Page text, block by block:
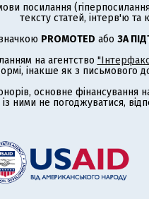
посилання
тексту статей, інтерв'ю та
PROMOTED або ЗА
на агентство
інакше як з письмового
основне фінансування
ними не погоджуватися,